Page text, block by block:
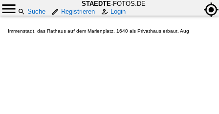
STAEDTE-FOTOS.DE
Suche
Registrieren Login
Immenstadt, das Rathaus auf dem Marienplatz, 1640 als Privathaus erbaut, Aug